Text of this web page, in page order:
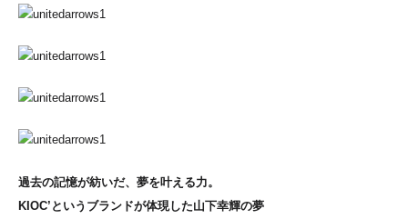
過去の記憶が紡いだ、夢を叶える力。
KIOC’というブランドが体現した山下幸輝の夢